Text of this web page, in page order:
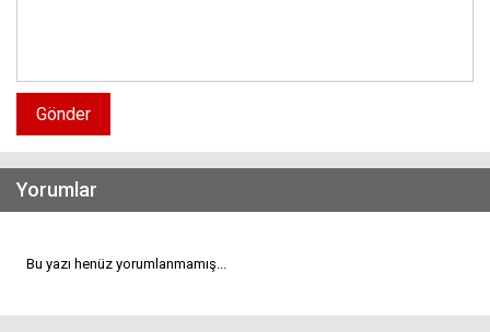
Gönder
Yorumlar
Bu yazı henüz yorumlanmamış...